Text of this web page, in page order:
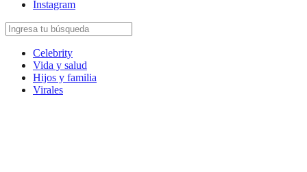
Instagram
Celebrity
Vida y salud
Hijos y familia
Virales